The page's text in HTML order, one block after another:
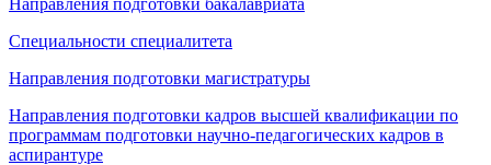
Специальности специалитета
Направления подготовки магистратуры
Направления подготовки кадров высшей квалификации по
программам подготовки научно-педагогических кадров в
аспирантуре